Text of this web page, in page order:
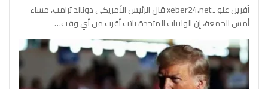
آفرين علو ـ xeber24.net قال الرئيس الأمريكي دونالد ترامب، مساء
أمس الجمعة، إن الولايات المتحدة باتت أقرب من أي وقت…